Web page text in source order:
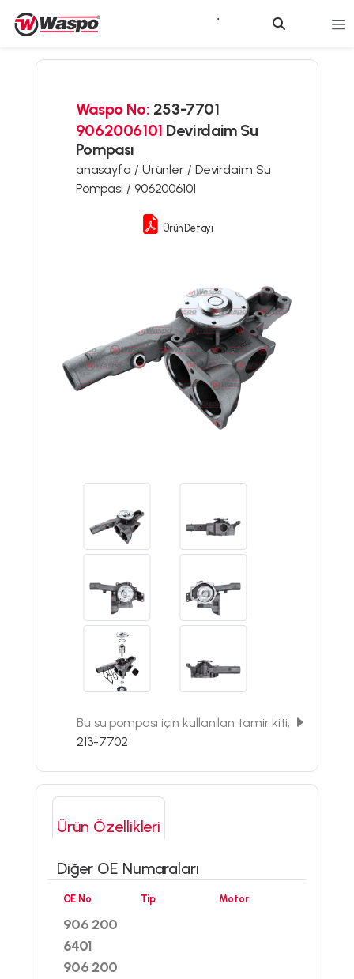
Waspo No: 253-7701
9062006101 Devirdaim Su
Pompası
anasayfa / Ürünler / Devirdaim Su
Pompası / 9062006101
Ürün Detayı
Bu su pompası için kullanılan tamir kiti;
213-7702
Ürün Özellikleri
Diğer OE Numaraları
OE No
906 200
6401
906 200
Tip Motor